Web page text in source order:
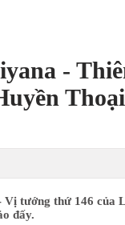
-
Thoại
Vị tướng thứ 146 của
đấy.